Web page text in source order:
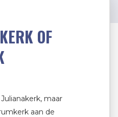
OF
maar
aan de